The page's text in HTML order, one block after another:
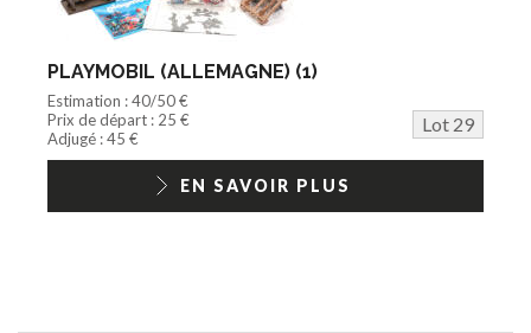
PLAYMOBIL (ALLEMAGNE) (1)
Estimation : 40/50 €
Prix de départ : 25 €
Lot 29
Adjugé : 45 €
EN SAVOIR PLUS